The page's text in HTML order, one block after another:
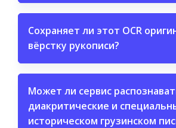
Сохраняет ли этот OCR
вёрстку рукописи?
Может ли сервис
диакритические и
историческом грузинском